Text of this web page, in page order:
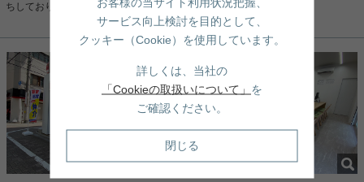
ちしております。
サービス向上検討を目的として、
クッキー（Cookie）を使用しています。
詳しくは、当社の
「Cookieの取扱いについて」 を
ご確認ください。
閉じる